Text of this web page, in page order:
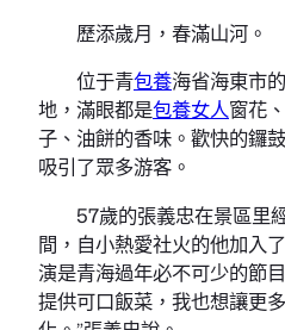
歷添歲月，春滿山河。
位于青包養海省海東市
地，滿眼都是包養女人窗花
子、油餅的香味。歡快的鑼
吸引了眾多游客。
57歲的張義忠在景區里
間，自小熱愛社火的他加入
演是青海過年必不可少的節
提供可口飯菜，我也想讓更